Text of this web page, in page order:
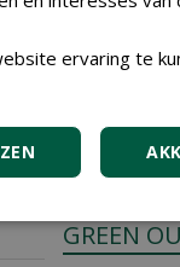
GREEN
ervaring te